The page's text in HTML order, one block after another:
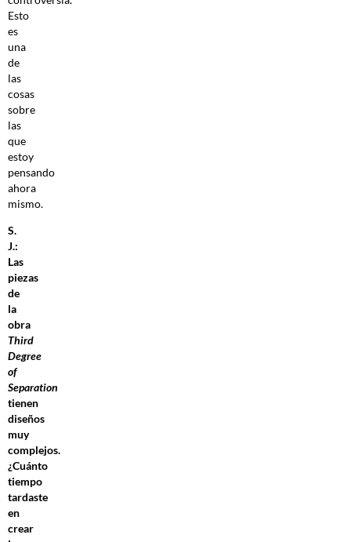
Esto
es
una
de
las
cosas
sobre
las
que
estoy
pensando
ahora
mismo.
S.
J.:
Las
piezas
de
la
obra
Third
Degree
of
Separation
tienen
diseños
muy
complejos.
¿Cuánto
tiempo
tardaste
en
crear